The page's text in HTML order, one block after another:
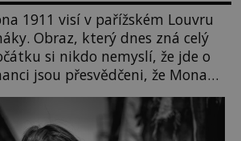
1911 visí v pařížském Louvru
Obraz, který dnes zná celý
si nikdo nemyslí, že jde o
jsou přesvědčeni, že Mona
dílně nebo u fotografa.
propukne jeden z největších
v […]